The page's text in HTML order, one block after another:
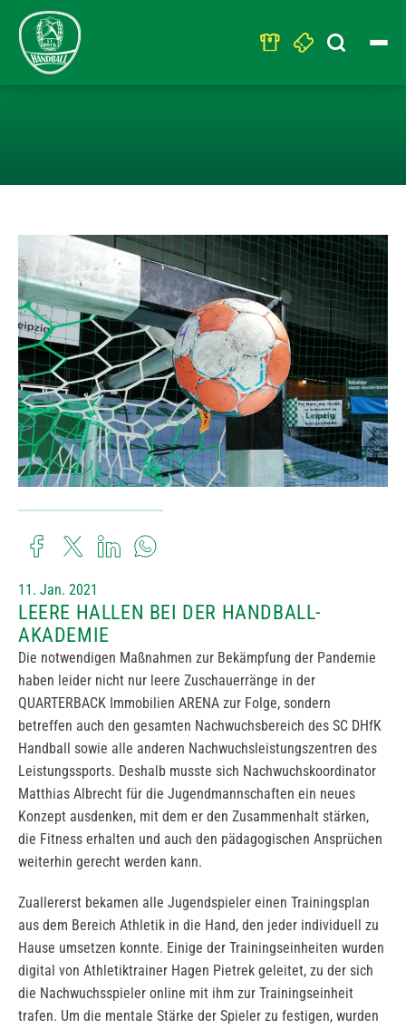
Search
for:
11. Jan. 2021
LEERE HALLEN BEI DER HANDBALL-
AKADEMIE
Die notwendigen Maßnahmen zur Bekämpfung der Pandemie
haben leider nicht nur leere Zuschauerränge in der
QUARTERBACK Immobilien ARENA zur Folge, sondern
betreffen auch den gesamten Nachwuchsbereich des SC DHfK
Handball sowie alle anderen Nachwuchsleistungszentren des
Leistungssports. Deshalb musste sich Nachwuchskoordinator
Matthias Albrecht für die Jugendmannschaften ein neues
Konzept ausdenken, mit dem er den Zusammenhalt stärken,
die Fitness erhalten und auch den pädagogischen Ansprüchen
weiterhin gerecht werden kann.
Zuallererst bekamen alle Jugendspieler einen Trainingsplan
aus dem Bereich Athletik in die Hand, den jeder individuell zu
Hause umsetzen konnte. Einige der Trainingseinheiten wurden
digital von Athletiktrainer Hagen Pietrek geleitet, zu der sich
die Nachwuchsspieler online mit ihm zur Trainingseinheit
trafen. Um die mentale Stärke der Spieler zu festigen, wurden